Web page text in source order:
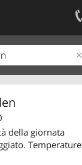
della giornata
Temperature